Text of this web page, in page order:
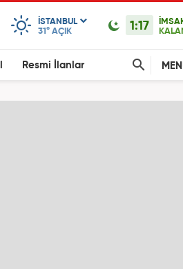
ISTANBUL
31° AÇIK 1:17
Resmi İlanlar